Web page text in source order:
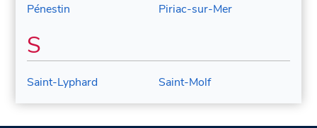
Pénestin Piriac-sur-Mer
S
Saint-Lyphard Saint-Molf